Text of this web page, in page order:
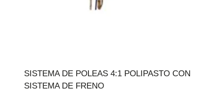
SISTEMA DE POLEAS 4:1 POLIPASTO CON
SISTEMA DE FRENO